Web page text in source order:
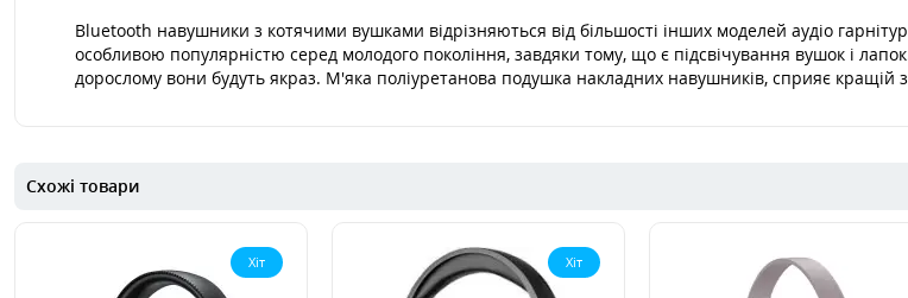
Bluetooth навушники з котячими вушками відрізняються від більшості інших моделей аудіо
особливою популярністю серед молодого покоління, завдяки тому, що є підсвічування вушок і
дорослому вони будуть якраз. М'яка поліуретанова подушка накладних навушників, сприяє кращій
Схожі товари
Хіт Хіт